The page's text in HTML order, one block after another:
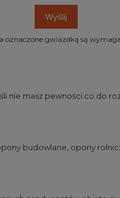
Wyślij
oznaczone gwiazdką są
nie masz pewności co do
budowlane opony